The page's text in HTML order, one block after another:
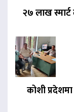
२७ लाख
कोशी